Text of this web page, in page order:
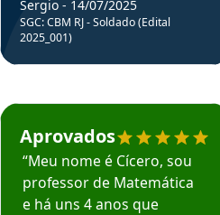
em depoimento
Sergio - 14/07/2025
SGC: CBM RJ - Soldado (Edital
2025_001)
Estudante Cicero recomenda o
Aprovados
“Meu nome é Cícero, sou
professor de Matemática
e há uns 4 anos que